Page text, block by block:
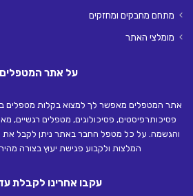
מתחם מחבקים ומחזקים
מומלצי האתר
על אתר המטפלים
אתר המטפלים מאפשר לך למצוא בקלות מטפלים
פסיכותרפיסטים, פסיכולוגים, מטפלים רגשיים,
והגשמה. על כל מטפל החבר באתר ניתן לקבל את
המלצות ולקבוע פגישת יעוץ בצורה
עקבו אחרינו לקבלת